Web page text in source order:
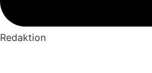
Redaktion